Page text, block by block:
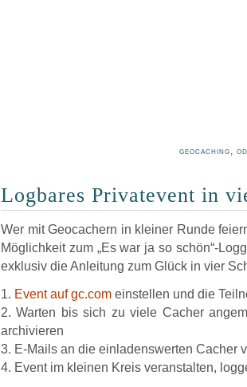
geocaching,
Logbares Privatevent in
Wer mit Geocachern in kleiner Runde
Möglichkeit zum „Es war ja so schön“-
exklusiv die Anleitung zum Glück in vier
1. Event auf gc.com einstellen und die
2. Warten bis sich zu viele Cacher
archivieren
3. E-Mails an die einladenswerten Cacher
4. Event im kleinen Kreis veranstalten,